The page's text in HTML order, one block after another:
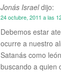
Jonás Israel dijo:
24 octubre, 2011 a las
Debemos estar
ocurre a nuestro
Satanás como
buscando a quien